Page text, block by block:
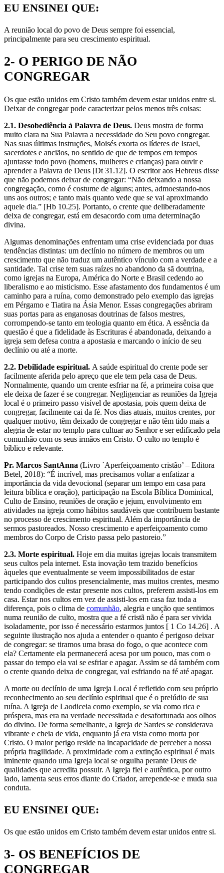
EU ENSINEI QUE:
A reunião local do povo de Deus sempre foi essencial,
principalmente para seu crescimento espiritual.
2- O PERIGO DE NÃO
CONGREGAR
Os que estão unidos em Cristo também devem estar unidos entre si.
Deixar de congregar pode caracterizar pelos menos três coisas:
2.1. Desobediência à Palavra de Deus. Deus mostra de forma
muito clara na Sua Palavra a necessidade do Seu povo congregar.
Nas suas últimas instruções, Moisés exorta os líderes de Israel,
sacerdotes e anciãos, no sentido de que de tempos em tempos
ajuntasse todo povo (homens, mulheres e crianças) para ouvir e
aprender a Palavra de Deus [Dt 31.12]. O escritor aos Hebreus disse
que não podemos deixar de congregar: “Não deixando a nossa
congregação, como é costume de alguns; antes, admoestando-nos
uns aos outros; e tanto mais quanto vede que se vai aproximando
aquele dia.” [Hb 10.25]. Portanto, o crente que deliberadamente
deixa de congregar, está em desacordo com uma determinação
divina.
Algumas denominações enfrentam uma crise evidenciada por duas
tendências distintas: um declínio no número de membros ou um
crescimento que não traduz um autêntico vínculo com a verdade e a
santidade. Tal crise tem suas raízes no abandono da sã doutrina,
como igrejas na Europa, América do Norte e Brasil cedendo ao
liberalismo e ao misticismo. Esse afastamento dos fundamentos é um
caminho para a ruína, como demonstrado pelo exemplo das igrejas
em Pérgamo e Tiatira na Ásia Menor. Essas congregações abriram
suas portas para as enganosas doutrinas de falsos mestres,
corrompendo-se tanto em teologia quanto em ética. A essência da
questão é que a fidelidade às Escrituras é abandonada, deixando a
igreja sem defesa contra a apostasia e marcando o início de seu
declínio ou até a morte.
2.2. Debilidade espiritual. A saúde espiritual do crente pode ser
facilmente aferida pelo apreço que ele tem pela casa de Deus.
Normalmente, quando um crente esfriar na fé, a primeira coisa que
ele deixa de fazer é se congregar. Negligenciar as reuniões da Igreja
local é o primeiro passo visível de apostasia, pois quem deixa de
congregar, facilmente cai da fé. Nos dias atuais, muitos crentes, por
qualquer motivo, têm deixado de congregar e não têm tido mais a
alegria de estar no templo para cultuar ao Senhor e ser edificado pela
comunhão com os seus irmãos em Cristo. O culto no templo é
bíblico e relevante.
Pr. Marcos SantAnna (Livro `Aperfeiçoamento cristão’ – Editora
Betel, 2018): “É incrível, mas precisamos voltar a enfatizar a
importância da vida devocional (separar um tempo em casa para
leitura bíblica e oração), participação na Escola Bíblica Dominical,
Culto de Ensino, reuniões de oração e jejum, envolvimento em
atividades na igreja como hábitos saudáveis que contribuem bastante
no processo de crescimento espiritual. Além da importância de
sermos pastoreados. Nosso crescimento e aperfeiçoamento como
membros do Corpo de Cristo passa pelo pastoreio.”
2.3. Morte espiritual. Hoje em dia muitas igrejas locais transmitem
seus cultos pela internet. Esta inovação tem trazido benefícios
àqueles que eventualmente se veem impossibilitados de estar
participando dos cultos presencialmente, mas muitos crentes, mesmo
tendo condições de estar presente nos cultos, preferem assisti-los em
casa. Estar nos cultos em vez de assisti-los em casa faz toda a
diferença, pois o clima de comunhão, alegria e unção que sentimos
numa reunião de culto, mostra que a fé cristã não é para ser vivida
isoladamente, por isso é necessário estarmos juntos [ 1 Co 14.26] . A
seguinte ilustração nos ajuda a entender o quanto é perigoso deixar
de congregar: se tiramos uma brasa do fogo, o que acontece com
ela? Certamente ela permanecerá acesa por um pouco, mas com o
passar do tempo ela vai se esfriar e apagar. Assim se dá também com
o crente quando deixa de congregar, vai esfriando na fé até apagar.
A morte ou declínio de uma Igreja Local é refletido com seu próprio
reconhecimento ao seu declínio espiritual que é o prelúdio de sua
ruína. A igreja de Laodiceia como exemplo, se via como rica e
próspera, mas era na verdade necessitada e desafortunada aos olhos
do divino. De forma semelhante, a Igreja de Sardes se considerava
vibrante e cheia de vida, enquanto já era vista como morta por
Cristo. O maior perigo reside na incapacidade de perceber a nossa
própria fragilidade. A proximidade com a extinção espiritual é mais
iminente quando uma Igreja local se orgulha perante Deus de
qualidades que acredita possuir. A Igreja fiel e autêntica, por outro
lado, lamenta seus erros diante do Criador, arrepende-se e muda sua
conduta.
EU ENSINEI QUE:
Os que estão unidos em Cristo também devem estar unidos entre si.
3- OS BENEFÍCIOS DE
CONGREGAR